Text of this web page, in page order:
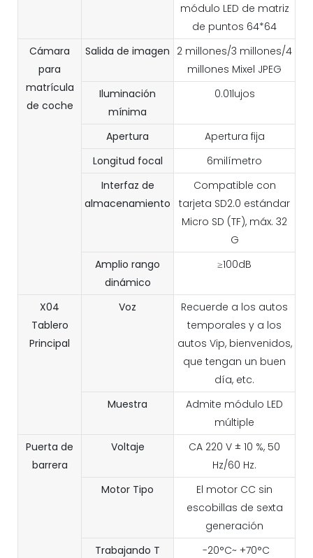
módulo LED de matriz
de puntos 64*64
Cámara
para
matrícula
de coche
Salida de imagen 2 millones/3 millones/4
millones Mixel JPEG
Iluminación
mínima
0.01lujos
Apertura
Apertura fija
Longitud focal
6milímetro
Interfaz de
almacenamiento
Compatible con
tarjeta SD2.0 estándar
Micro SD (TF), máx. 32
G
Amplio rango
dinámico
≥100dB
X04
Tablero
Principal
Voz
Recuerde a los autos
temporales y a los
autos Vip, bienvenidos,
que tengan un buen
día, etc.
Muestra
Admite módulo LED
múltiple
Puerta de
barrera
Voltaje
CA 220 V ± 10 %, 50
Hz/60 Hz.
Motor Tipo
El motor CC sin
escobillas de sexta
generación
Trabajando T
-20°C~ +70°C